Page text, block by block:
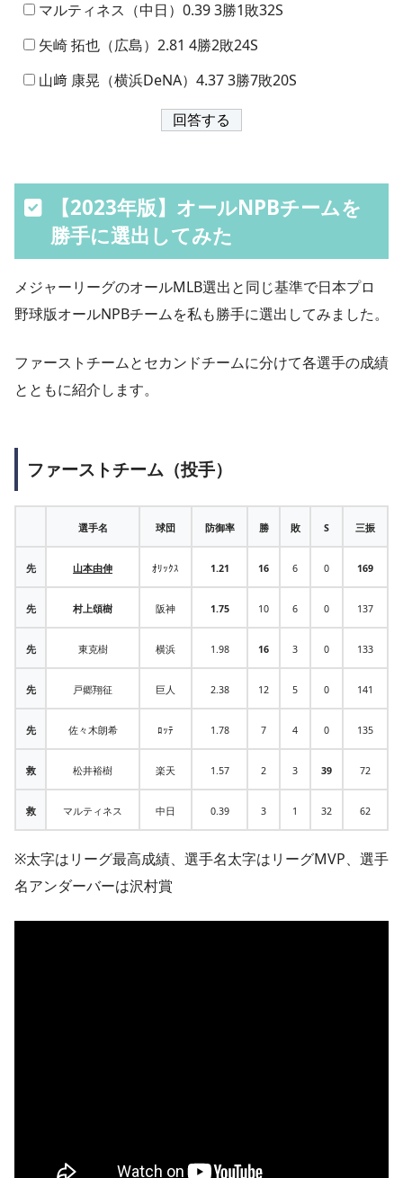
マルティネス（中日）0.39 3勝1敗32S
矢崎 拓也（広島）2.81 4勝2敗24S
山﨑 康晃（横浜DeNA）4.37 3勝7敗20S
【2023年版】オールNPBチームを
勝手に選出してみた
メジャーリーグのオールMLB選出と同じ基準で日本プロ
野球版オールNPBチームを私も勝手に選出してみました。
ファーストチームとセカンドチームに分けて各選手の成績
とともに紹介します。
ファーストチーム（投手）
選手名 球団 防御率 勝 敗 S 三振
先 山本由伸 ｵﾘｯｸｽ 1.21 16 6 0 169
先 村上頌樹 阪神 1.75 10 6 0 137
先 東克樹 横浜 1.98 16 3 0 133
先 戸郷翔征 巨人 2.38 12 5 0 141
先 佐々木朗希 ﾛｯﾃ 1.78 7 4 0 135
救 松井裕樹 楽天 1.57 2 3 39 72
救 マルティネス 中日 0.39 3 1 32 62
※太字はリーグ最高成績、選手名太字はリーグMVP、選手
名アンダーバーは沢村賞